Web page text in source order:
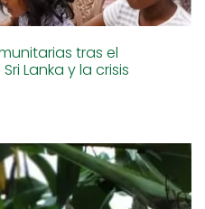
tras el
Lanka y la crisis